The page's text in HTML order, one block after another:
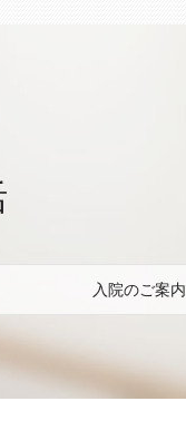
入院のご案内